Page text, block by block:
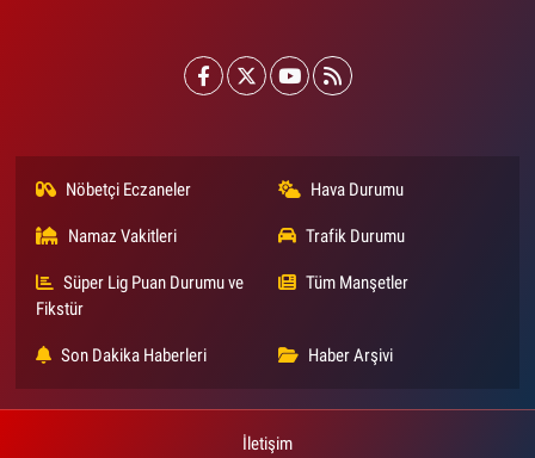
Nöbetçi Eczaneler Hava Durumu
Namaz Vakitleri Trafik Durumu
Süper Lig Puan Durumu ve
Fikstür
Tüm Manşetler
Son Dakika Haberleri Haber Arşivi
İletişim